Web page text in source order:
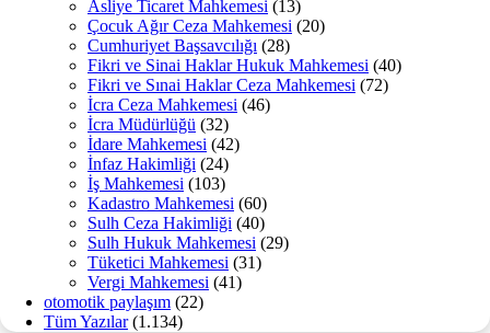
Asliye Ticaret Mahkemesi (13)
Çocuk Ağır Ceza Mahkemesi (20)
Cumhuriyet Başsavcılığı (28)
Fikri ve Sinai Haklar Hukuk Mahkemesi (40)
Fikri ve Sınai Haklar Ceza Mahkemesi (72)
İcra Ceza Mahkemesi (46)
İcra Müdürlüğü (32)
İdare Mahkemesi (42)
İnfaz Hakimliği (24)
İş Mahkemesi (103)
Kadastro Mahkemesi (60)
Sulh Ceza Hakimliği (40)
Sulh Hukuk Mahkemesi (29)
Tüketici Mahkemesi (31)
Vergi Mahkemesi (41)
otomotik paylaşım (22)
Tüm Yazılar(1.134)